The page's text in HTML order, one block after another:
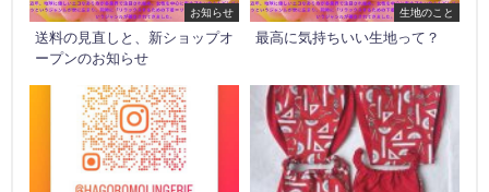
お知らせ
送料の見直しと、新ショップオ
ープンのお知らせ
生地のこと
最高に気持ちいい生地って？